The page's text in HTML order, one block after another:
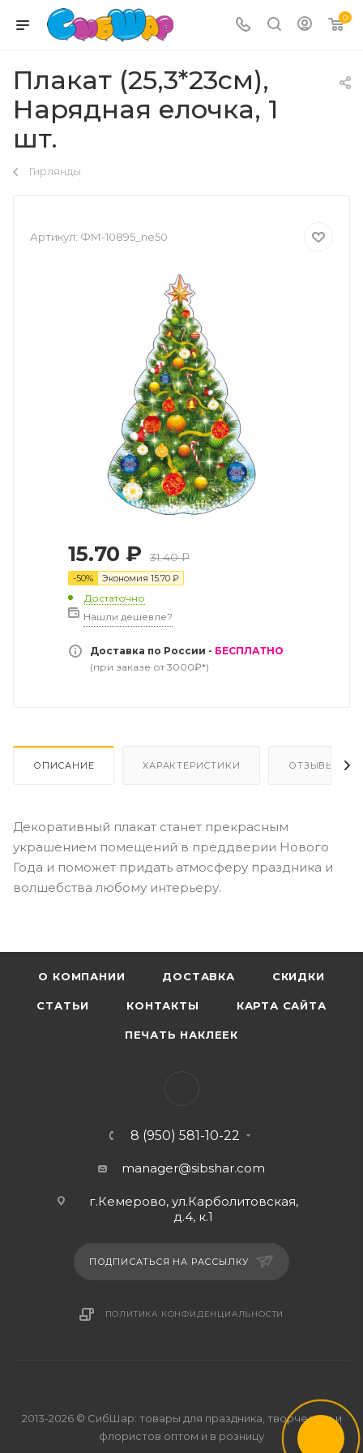
0
Плакат (25,3*23см),
Нарядная елочка, 1
шт.
Гирлянды
Артикул: ФМ-10895_ne50
15.70 ₽ 31.40₽
-50% Экономия 15.70 ₽
Достаточно
Нашли дешевле?
Доставка по России - БЕСПЛАТНО
(при заказе от 3000₽*)
ОПИСАНИЕ ХАРАКТЕРИСТИКИ ОТЗЫВЫ
Декоративный плакат станет прекрасным
украшением помещений в преддверии Нового
Года и поможет придать атмосферу праздника и
волшебства любому интерьеру.
О КОМПАНИИ ДОСТАВКА СКИДКИ
СТАТЬИ КОНТАКТЫ КАРТА САЙТА
ПЕЧАТЬ НАКЛЕЕК
8 (950) 581-10-22
manager@sibshar.com
г.Кемерово, ул.Карболитовская,
д.4, к.1
ПОДПИСАТЬСЯ НА РАССЫЛКУ
ПОЛИТИКА КОНФИДЕНЦИАЛЬНОСТИ
2013-2026 © СибШар: товары для праздника, творчества и
флористов оптом и в розницу